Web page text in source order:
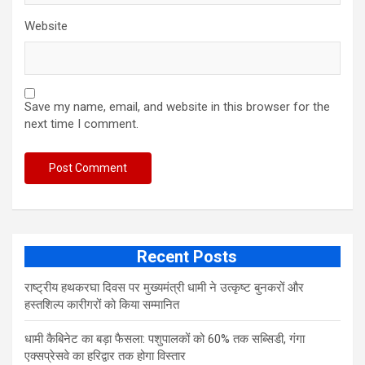
Website
Save my name, email, and website in this browser for the
next time I comment.
Recent Posts
राष्ट्रीय हथकरघा दिवस पर मुख्यमंत्री धामी ने उत्कृष्ट बुनकरों और
हस्तशिल्प कारीगरों को किया सम्मानित
​धामी कैबिनेट का बड़ा फैसला: पशुपालकों को 60% तक सब्सिडी, गंगा
एक्सप्रेसवे का हरिद्वार तक होगा विस्तार